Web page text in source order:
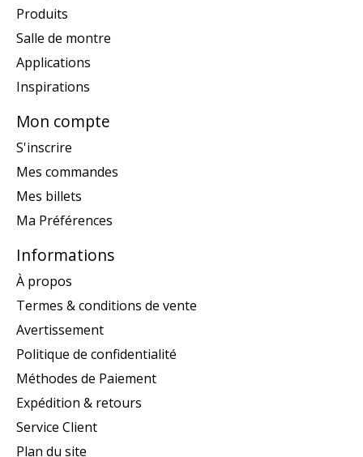
Produits
Salle de montre
Applications
Inspirations
Mon compte
S'inscrire
Mes commandes
Mes billets
Ma Préférences
Informations
À propos
Termes & conditions de vente
Avertissement
Politique de confidentialité
Méthodes de Paiement
Expédition & retours
Service Client
Plan du site